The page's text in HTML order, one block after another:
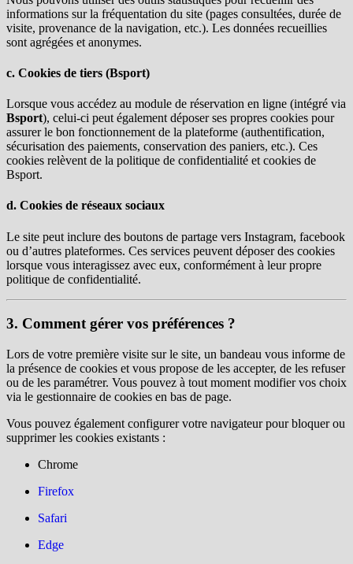
informations sur la fréquentation du site (pages consultées, durée de
visite, provenance de la navigation, etc.). Les données recueillies
sont agrégées et anonymes.
c. Cookies de tiers (Bsport)
Lorsque vous accédez au module de réservation en ligne (intégré via
Bsport), celui-ci peut également déposer ses propres cookies pour
assurer le bon fonctionnement de la plateforme (authentification,
sécurisation des paiements, conservation des paniers, etc.). Ces
cookies relèvent de la politique de confidentialité et cookies de
Bsport.
d. Cookies de réseaux sociaux
Le site peut inclure des boutons de partage vers Instagram, facebook
ou d’autres plateformes. Ces services peuvent déposer des cookies
lorsque vous interagissez avec eux, conformément à leur propre
politique de confidentialité.
3. Comment gérer vos préférences ?
Lors de votre première visite sur le site, un bandeau vous informe de
la présence de cookies et vous propose de les accepter, de les refuser
ou de les paramétrer. Vous pouvez à tout moment modifier vos choix
via le gestionnaire de cookies en bas de page.
Vous pouvez également configurer votre navigateur pour bloquer ou
supprimer les cookies existants :
Chrome
Firefox
Safari
Edge